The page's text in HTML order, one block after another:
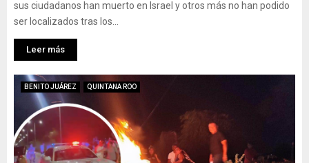
sus ciudadanos han muerto en Israel y otros más no han podido
ser localizados tras los...
Leer más
BENITO JUÁREZ QUINTANA ROO